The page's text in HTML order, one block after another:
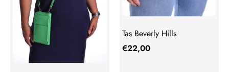
Tas Beverly Hills
€22,00